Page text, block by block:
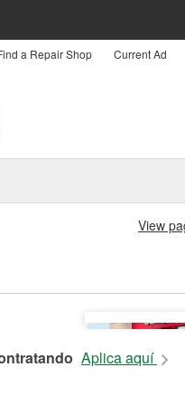
a Repair Shop Current Ad
View
Aplica aquí